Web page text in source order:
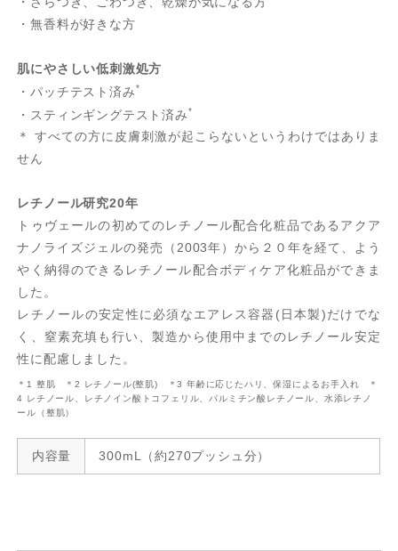
・無香料が好きな方
肌にやさしい低刺激処方
・パッチテスト済み*
・スティンギングテスト済み*
＊ すべての方に皮膚刺激が起こらないというわけではありま
せん
レチノール研究20年
トゥヴェールの初めてのレチノール配合化粧品であるアクア
ナノライズジェルの発売（2003年）から２０年を経て、よう
やく納得のできるレチノール配合ボディケア化粧品ができま
した。
レチノールの安定性に必須なエアレス容器(日本製)だけでな
く、窒素充填も行い、製造から使用中までのレチノール安定
性に配慮しました。
＊1 整肌 ＊2 レチノール(整肌) ＊3 年齢に応じたハリ、保湿によるお手入れ ＊
4 レチノール、レチノイン酸トコフェリル、パルミチン酸レチノール、水添レチノ
ール（整肌）
内容量 300mL（約270プッシュ分）